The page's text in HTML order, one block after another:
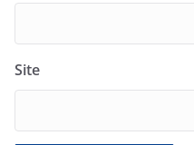
Site